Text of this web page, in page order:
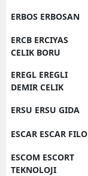
ERBOS ERBOSAN
ERCB ERCIYAS
CELIK BORU
EREGL EREGLI
DEMIR CELIK
ERSU ERSU GIDA
ESCAR ESCAR FILO
ESCOM ESCORT
TEKNOLOJI